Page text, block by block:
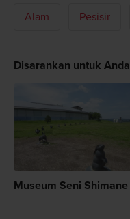
Alam Pesisir
Disarankan untuk Anda
Museum Seni Shimane